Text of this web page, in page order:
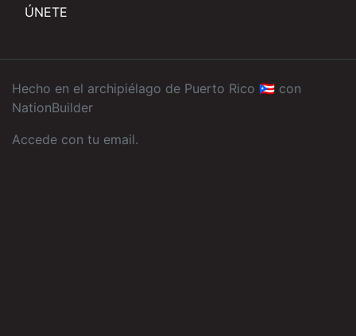
ÚNETE
Hecho en el archipiélago de Puerto Rico 🇵🇷 con
NationBuilder
Accede con tu email.